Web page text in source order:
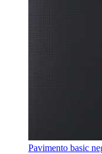
Pavimento basic